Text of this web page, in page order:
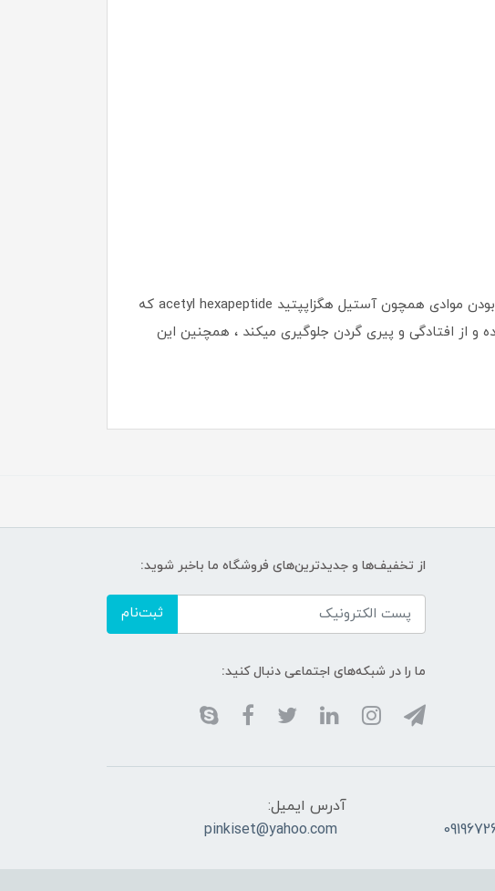
کرم ماساژوردار رفع غبغب (غلطکی) روشی مناسب برای درمان سریع غبغب میباشد و این محصول با دارا بودن موادی همچون آستیل هگزاپپتید acetyl hexapeptide که
از افتادگی و پیری گردن جلوگیری میکند ، همچنین این
از تخفیف‌ها و جدیدترین‌های فروشگاه ما باخبر شوید:
ثبت‌نام
ما را در شبکه‌های اجتماعی دنبال کنید:
آدرس ایمیل:
pinkiset@yahoo.com